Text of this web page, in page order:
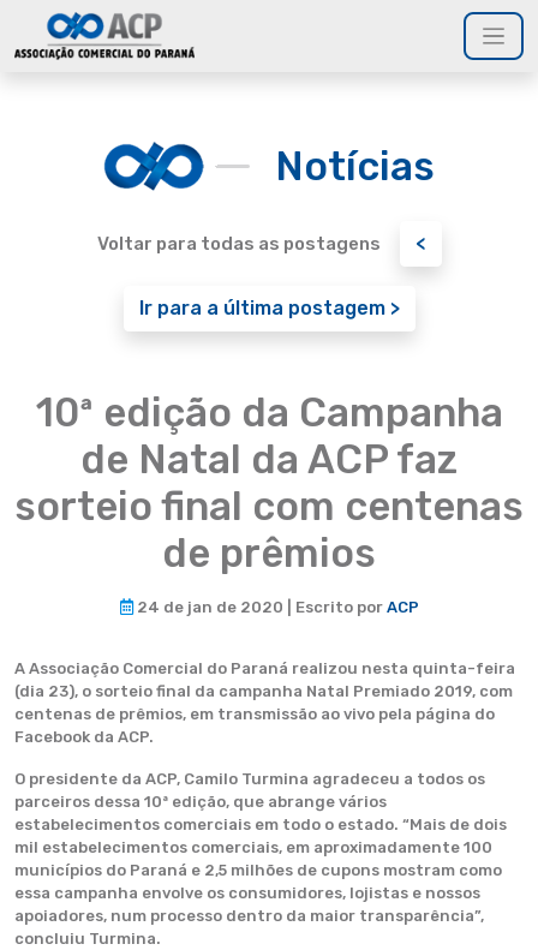
Notícias
Voltar para todas as postagens <
Ir para a última postagem >
10ª edição da Campanha
de Natal da ACP faz
sorteio final com centenas
de prêmios
24 de jan de 2020 | Escrito por ACP
A Associação Comercial do Paraná realizou nesta quinta-feira
(dia 23), o sorteio final da campanha Natal Premiado 2019, com
centenas de prêmios, em transmissão ao vivo pela página do
Facebook da ACP.
O presidente da ACP, Camilo Turmina agradeceu a todos os
parceiros dessa 10ª edição, que abrange vários
estabelecimentos comerciais em todo o estado. “Mais de dois
mil estabelecimentos comerciais, em aproximadamente 100
municípios do Paraná e 2,5 milhões de cupons mostram como
essa campanha envolve os consumidores, lojistas e nossos
apoiadores, num processo dentro da maior transparência”,
concluiu Turmina.